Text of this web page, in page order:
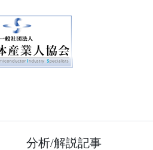
分析/解説記事